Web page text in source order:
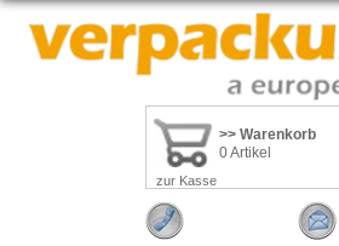
>> Warenkorb
0 Artikel
zur Kasse